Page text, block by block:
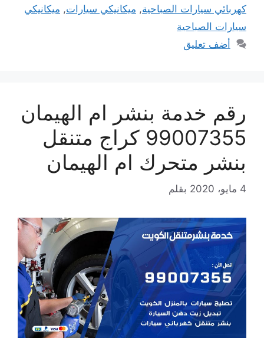
كهربائي سيارات الصباحية, ميكانيكي سيارات, ميكانيكي
سيارات الصباحية
أضف تعليق
رقم خدمة بنشر ام الهيمان
99007355 كراج متنقل
بنشر متحرك ام الهيمان
4 مايو، 2020 بقلم